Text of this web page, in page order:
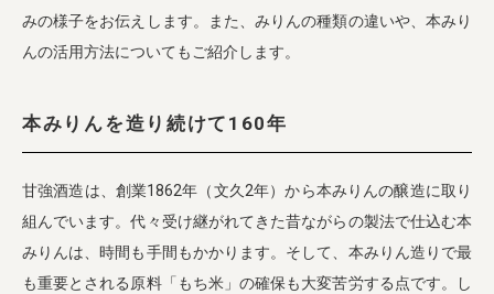
みの様子をお伝えします。また、みりんの種類の違いや、本みり
んの活用方法についてもご紹介します。
本みりんを造り続けて160年
甘強酒造は、創業1862年（文久2年）から本みりんの醸造に取り
組んでいます。代々受け継がれてきた昔ながらの製法で仕込む本
みりんは、時間も手間もかかります。そして、本みりん造りで最
も重要とされる原料「もち米」の確保も大変苦労する点です。し